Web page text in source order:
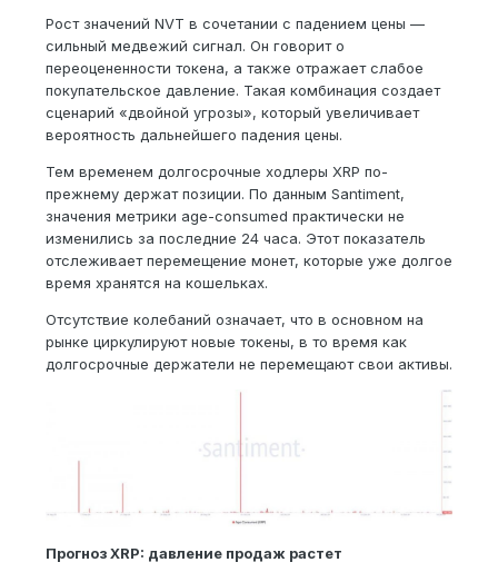
Рост значений NVT в сочетании с падением цены —
сильный медвежий сигнал. Он говорит о
переоцененности токена, а также отражает слабое
покупательское давление. Такая комбинация создает
сценарий «двойной угрозы», который увеличивает
вероятность дальнейшего падения цены.
Тем временем долгосрочные ходлеры XRP по-
прежнему держат позиции. По данным Santiment,
значения метрики age-consumed практически не
изменились за последние 24 часа. Этот показатель
отслеживает перемещение монет, которые уже долгое
время хранятся на кошельках.
Отсутствие колебаний означает, что в основном на
рынке циркулируют новые токены, в то время как
долгосрочные держатели не перемещают свои активы.
Прогноз XRP: давление продаж растет